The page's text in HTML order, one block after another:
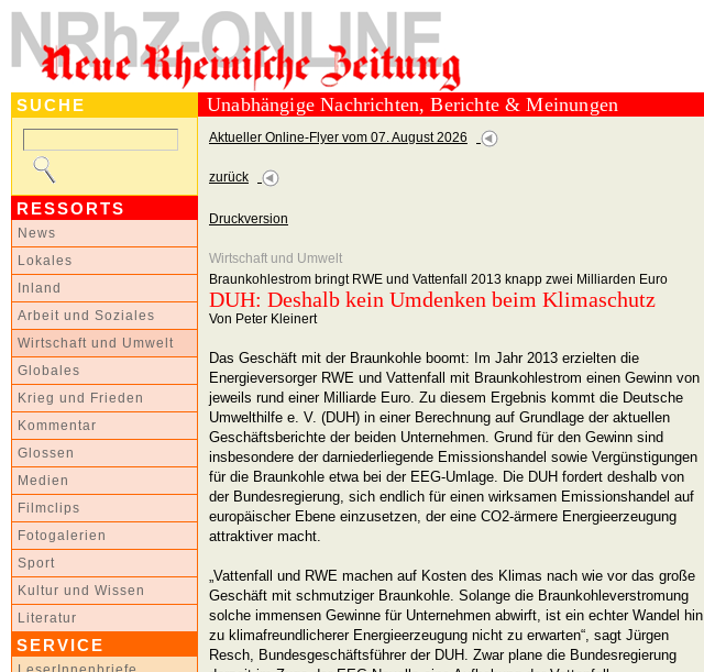
SUCHE
RESSORTS
News
Lokales
Inland
Arbeit und Soziales
Wirtschaft und Umwelt
Globales
Krieg und Frieden
Kommentar
Glossen
Medien
Filmclips
Fotogalerien
Sport
Kultur und Wissen
Literatur
SERVICE
Unabhängige Nachrichten, Berichte & Meinungen
Aktueller Online-Flyer vom 07. August 2026
zurück
Druckversion
Wirtschaft und Umwelt
Braunkohlestrom bringt RWE und Vattenfall 2013 knapp zwei Milliarden Euro
DUH: Deshalb kein Umdenken beim Klimaschutz
Von Peter Kleinert
Das Geschäft mit der Braunkohle boomt: Im Jahr 2013 erzielten die
Energieversorger RWE und Vattenfall mit Braunkohlestrom einen Gewinn von
jeweils rund einer Milliarde Euro. Zu diesem Ergebnis kommt die Deutsche
Umwelthilfe e. V. (DUH) in einer Berechnung auf Grundlage der aktuellen
Geschäftsberichte der beiden Unternehmen. Grund für den Gewinn sind
insbesondere der darniederliegende Emissionshandel sowie Vergünstigungen
für die Braunkohle etwa bei der EEG-Umlage. Die DUH fordert deshalb von
der Bundesregierung, sich endlich für einen wirksamen Emissionshandel auf
europäischer Ebene einzusetzen, der eine CO2-ärmere Energieerzeugung
attraktiver macht.
„Vattenfall und RWE machen auf Kosten des Klimas nach wie vor das große
Geschäft mit schmutziger Braunkohle. Solange die Braunkohleverstromung
solche immensen Gewinne für Unternehmen abwirft, ist ein echter Wandel hin
zu klimafreundlicherer Energieerzeugung nicht zu erwarten“, sagt Jürgen
Resch, Bundesgeschäftsführer der DUH. Zwar plane die Bundesregierung